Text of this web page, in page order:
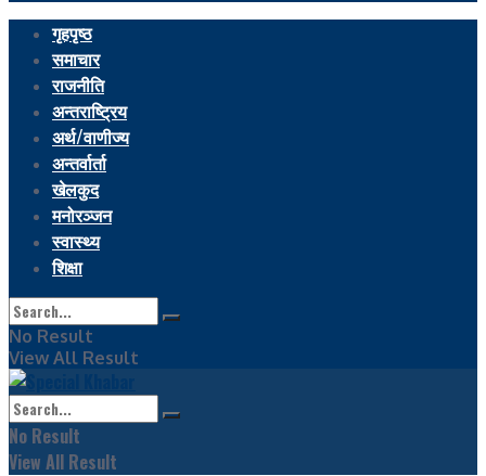
गृहपृष्ठ
समाचार
राजनीति
अन्तराष्ट्रिय
अर्थ/वाणीज्य
अन्तर्वार्ता
खेलकुद
मनोरञ्जन
स्वास्थ्य
शिक्षा
No Result
View All Result
No Result
View All Result